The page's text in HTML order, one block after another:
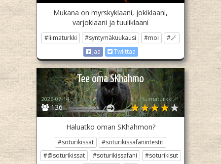
Mukana on myrskyklaani, jokiklaani,
varjoklaani ja tuuliklaani
#liimaturkki #syntymäkuukausi #moi
#🪄
Jaa
Twiittaa
Tee oma SKhahmo
136
2026-07-14 🪄Liimaturkki🪄
Haluatko oman SKhahmon?
#soturikissat
#soturikissafanintestit
#@soturikissat
#soturikissafani
#soturikisut